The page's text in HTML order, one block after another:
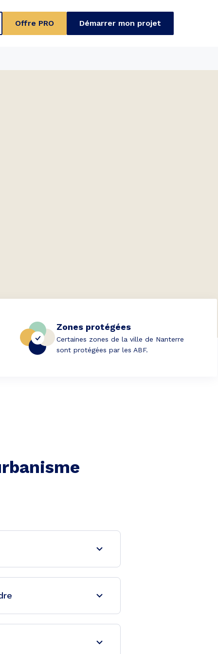
Offre PRO Démarrer mon projet
Zones protégées
Certaines zones de la ville de Nanterre
sont protégées par les ABF.